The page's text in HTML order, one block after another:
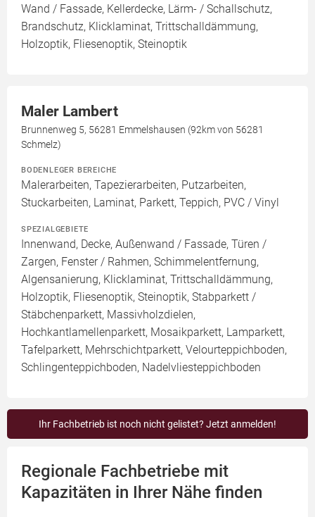
Wand / Fassade, Kellerdecke, Lärm- / Schallschutz,
Brandschutz, Klicklaminat, Trittschalldämmung,
Holzoptik, Fliesenoptik, Steinoptik
Maler Lambert
Brunnenweg 5, 56281 Emmelshausen (92km von 56281
Schmelz)
BODENLEGER BEREICHE
Malerarbeiten, Tapezierarbeiten, Putzarbeiten,
Stuckarbeiten, Laminat, Parkett, Teppich, PVC / Vinyl
SPEZIALGEBIETE
Innenwand, Decke, Außenwand / Fassade, Türen /
Zargen, Fenster / Rahmen, Schimmelentfernung,
Algensanierung, Klicklaminat, Trittschalldämmung,
Holzoptik, Fliesenoptik, Steinoptik, Stabparkett /
Stäbchenparkett, Massivholzdielen,
Hochkantlamellenparkett, Mosaikparkett, Lamparkett,
Tafelparkett, Mehrschichtparkett, Velourteppichboden,
Schlingenteppichboden, Nadelvliesteppichboden
Ihr Fachbetrieb ist noch nicht gelistet? Jetzt anmelden!
Regionale Fachbetriebe mit
Kapazitäten in Ihrer Nähe finden